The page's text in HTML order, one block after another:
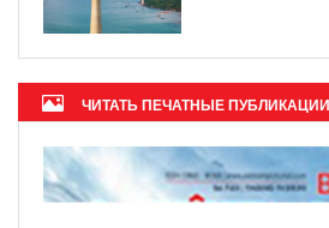
ЧИТАТЬ ПЕЧАТНЫЕ ПУБЛИКАЦИИ